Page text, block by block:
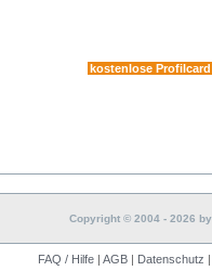
Copyright © 2004 - 2026
FAQ / Hilfe | AGB | Datenschutz |